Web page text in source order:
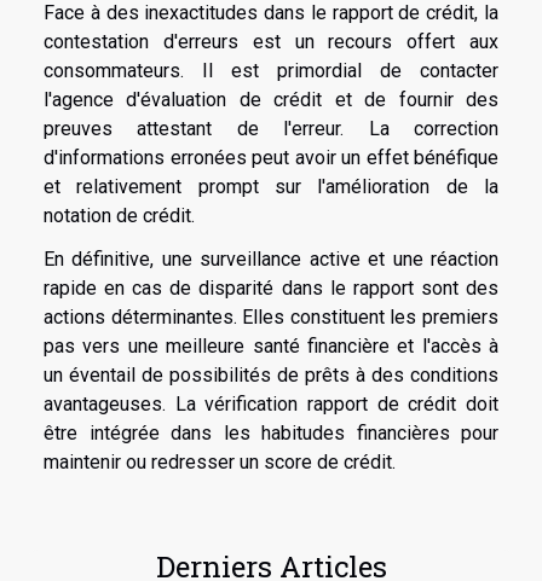
Face à des inexactitudes dans le rapport de crédit, la
contestation d'erreurs est un recours offert aux
consommateurs. Il est primordial de contacter
l'agence d'évaluation de crédit et de fournir des
preuves attestant de l'erreur. La correction
d'informations erronées peut avoir un effet bénéfique
et relativement prompt sur l'amélioration de la
notation de crédit.
En définitive, une surveillance active et une réaction
rapide en cas de disparité dans le rapport sont des
actions déterminantes. Elles constituent les premiers
pas vers une meilleure santé financière et l'accès à
un éventail de possibilités de prêts à des conditions
avantageuses. La vérification rapport de crédit doit
être intégrée dans les habitudes financières pour
maintenir ou redresser un score de crédit.
Derniers Articles